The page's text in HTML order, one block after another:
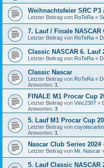
Weihnachtsfeier SRC P3
Letzter Beitrag von RoTeRa «
7. Lauf / Finale NASCAR
Letzter Beitrag von RoTeRa «
Classic NASCAR 6. Lauf
Letzter Beitrag von RoTeRa «
Classic Nascar
Letzter Beitrag von RoTeRa «
Antworten: 1
FINALE M1 Procar Cup
Letzter Beitrag von Vinc2307 «
Antworten: 3
5. Lauf M1 Procar Cup
Letzter Beitrag von coyotecarlos
Antworten: 1
Nascar Club Series
Letzter Beitrag von Mr. Nascar
5. Lauf Classic NASCAR